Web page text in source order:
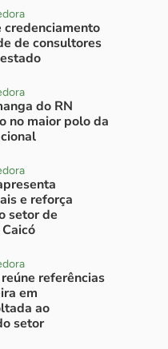
credenciamento
de consultores
do RN
no maior polo da
e reforça
setor de
referências
em
ao
setor